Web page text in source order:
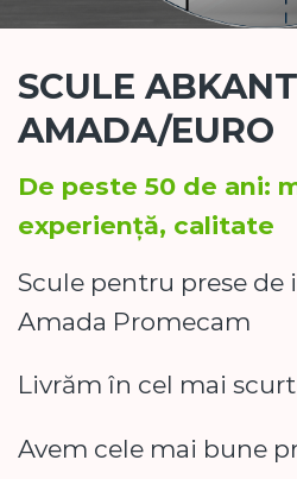
SCULE
AMADA/EURO
De peste 50 de ani:
experiență, calitate
Scule pentru prese
Amada Promecam
Livrăm în cel mai
Avem cele mai bune